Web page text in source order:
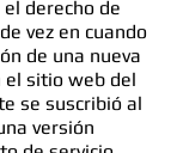
derecho de
vez en cuando
de una nueva
el sitio web del
se suscribió al
versión